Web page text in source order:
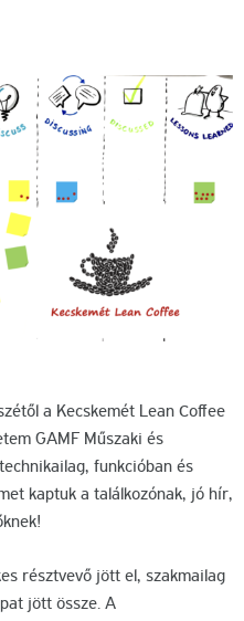
a Kecskemét Lean Coffee
GAMF Műszaki és
funkcióban és
kaptuk a találkozónak, jó hír,
résztvevő jött el, szakmailag
jött össze. A